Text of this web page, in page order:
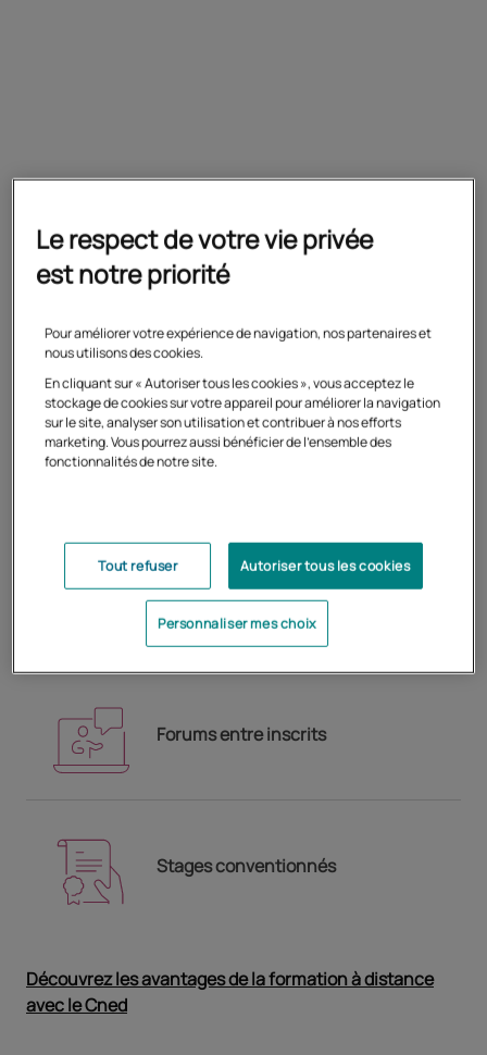
Préparation
Formation complète en voie scolaire
Formation 100% en ligne
Corrections personnalisées
Forums entre inscrits
Stages conventionnés
Découvrez les avantages de la formation à distance
avec le Cned
Le respect de votre vie privée
est notre priorité
Pour améliorer votre expérience de navigation, nos partenaires et
nous utilisons des cookies.
En cliquant sur « Autoriser tous les cookies », vous acceptez le
stockage de cookies sur votre appareil pour améliorer la navigation
sur le site, analyser son utilisation et contribuer à nos efforts
marketing. Vous pourrez aussi bénéficier de l'ensemble des
fonctionnalités de notre site.
Tout refuser Autoriser tous les cookies
Personnaliser mes choix